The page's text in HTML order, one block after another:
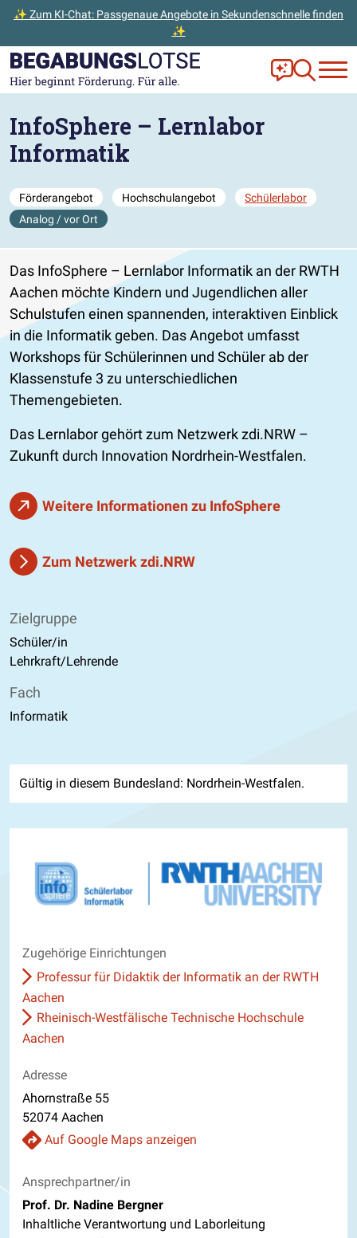
✨ Zum KI-Chat: Passgenaue Angebote in Sekundenschnelle finden
✨
Zum Hauptinhalt der Seite springen
Zur Startseite gehen Frag Ella!
Zur
InfoSphere – Lernlabor
Informatik
Förderangebot Hochschulangebot
Schülerlabor
Analog / vor Ort
Das InfoSphere – Lernlabor Informatik an der RWTH
Aachen möchte Kindern und Jugendlichen aller
Schulstufen einen spannenden, interaktiven Einblick
in die Informatik geben. Das Angebot umfasst
Workshops für Schülerinnen und Schüler ab der
Klassenstufe 3 zu unterschiedlichen
Themengebieten.
Das Lernlabor gehört zum Netzwerk zdi.NRW –
Zukunft durch Innovation Nordrhein-Westfalen.
Weitere Informationen zu InfoSphere
Zum Netzwerk zdi.NRW
Zielgruppe
Schüler/in
Lehrkraft/Lehrende
Fach
Informatik
Gültig in diesem Bundesland: Nordrhein-Westfalen.
Zugehörige Einrichtungen
Professur für Didaktik der Informatik an der RWTH
Aachen
Rheinisch-Westfälische Technische Hochschule
Aachen
Adresse
Ahornstraße 55
52074 Aachen
Auf Google Maps anzeigen
Ansprechpartner/in
Prof. Dr. Nadine Bergner
Inhaltliche Verantwortung und Laborleitung